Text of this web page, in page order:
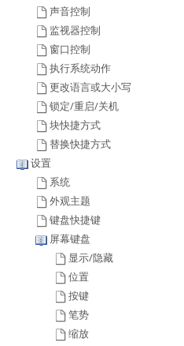
声音控制
监视器控制
窗口控制
执行系统动作
更改语言或大小写
锁定/重启/关机
块快捷方式
替换快捷方式
设置
系统
外观主题
键盘快捷键
屏幕键盘
显示/隐藏
位置
按键
笔势
缩放